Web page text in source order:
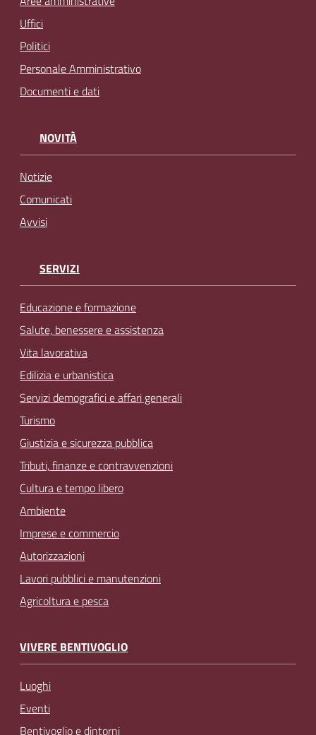
Uffici
Politici
Personale Amministrativo
Documenti e dati
NOVITÀ
Notizie
Comunicati
Avvisi
SERVIZI
Educazione e formazione
Salute, benessere e assistenza
Vita lavorativa
Edilizia e urbanistica
Servizi demografici e affari generali
Turismo
Giustizia e sicurezza pubblica
Tributi, finanze e contravvenzioni
Cultura e tempo libero
Ambiente
Imprese e commercio
Autorizzazioni
Lavori pubblici e manutenzioni
Agricoltura e pesca
VIVERE BENTIVOGLIO
Luoghi
Eventi
Bentivoglio e dintorni